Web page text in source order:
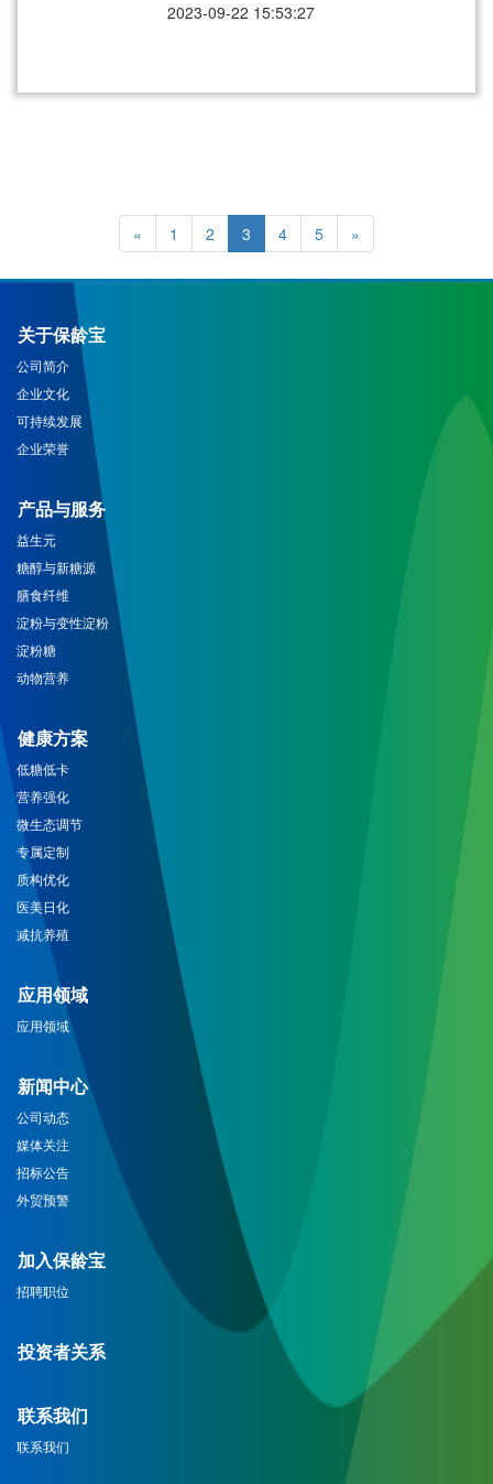
2023-09-22 15:53:27
« 1 2 3 4 5 »
关于保龄宝
公司简介
企业文化
可持续发展
企业荣誉
产品与服务
益生元
糖醇与新糖源
膳食纤维
淀粉与变性淀粉
淀粉糖
动物营养
健康方案
低糖低卡
营养强化
微生态调节
专属定制
质构优化
医美日化
减抗养殖
应用领域
应用领域
新闻中心
公司动态
媒体关注
招标公告
外贸预警
加入保龄宝
招聘职位
投资者关系
联系我们
联系我们